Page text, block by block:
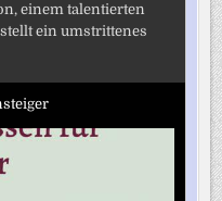
einem talentierten
ein umstrittenes